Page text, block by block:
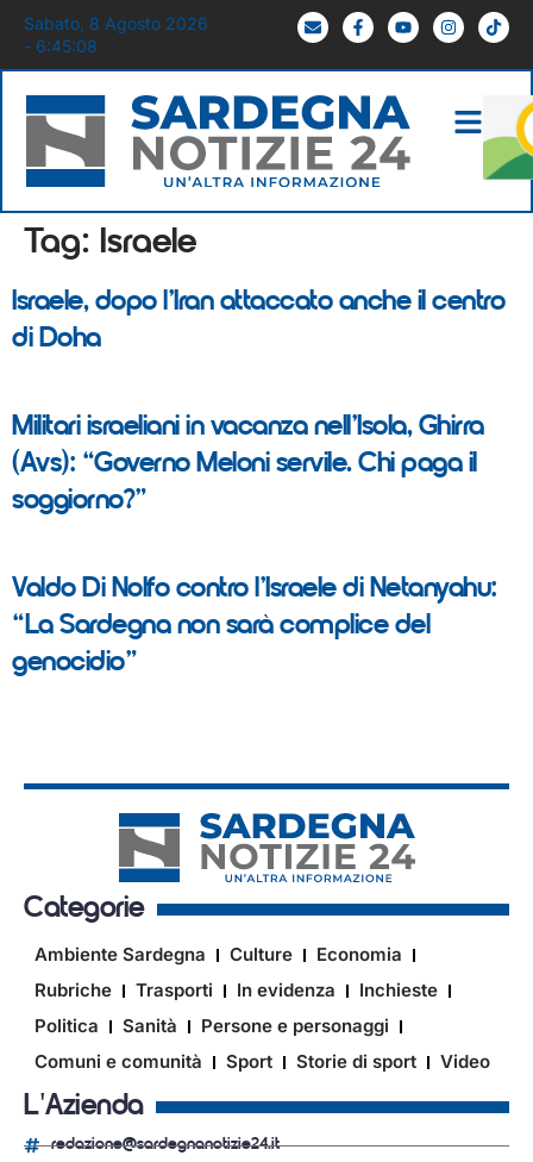
Sabato, 8 Agosto 2026
- 6:45:08
Tag: Israele
Israele, dopo l’Iran attaccato anche il centro
di Doha
Militari israeliani in vacanza nell’Isola, Ghirra
(Avs): “Governo Meloni servile. Chi paga il
soggiorno?”
Valdo Di Nolfo contro l’Israele di Netanyahu:
“La Sardegna non sarà complice del
genocidio”
Categorie
Ambiente Sardegna Culture
Economia
Rubriche
Trasporti In evidenza
Inchieste
Politica
Sanità
Persone e personaggi
Comuni e comunità
Sport Storie di sport Video
L'Azienda
redazione@sardegnanotizie24.it